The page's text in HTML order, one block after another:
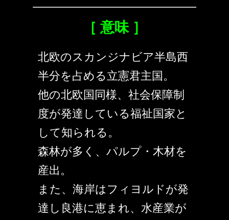
［ 意味 ］
北欧のスカンジナビア半島西
半分を占める立憲君主国。
他の北欧国同様、社会保障制
度が発達している福祉国家と
して知られる。
森林が多く、パルプ・木材を
産出。
また、海岸はフィヨルドが発
達し良港に恵まれ、水産業が